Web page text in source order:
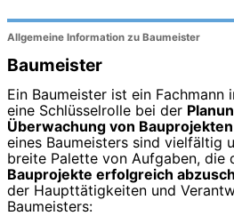
Allgemeine Information zu Baumeister
Baumeister
Ein Baumeister ist ein Fachmann
eine Schlüsselrolle bei der
Überwachung von Bauprojekten
eines Baumeisters sind vielfältig
breite Palette von Aufgaben, die
Bauprojekte erfolgreich
der Haupttätigkeiten und
Baumeisters: